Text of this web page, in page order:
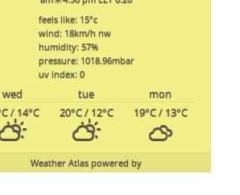
feels like: 15°c
wind: 18km/h nw
humidity: 57%
pressure: 1018.96mbar
uv index: 0
mon
tue
wed
19°C/ 13°C
20°C/ 12°C
/ 14°C
powered by
Weather Atlas